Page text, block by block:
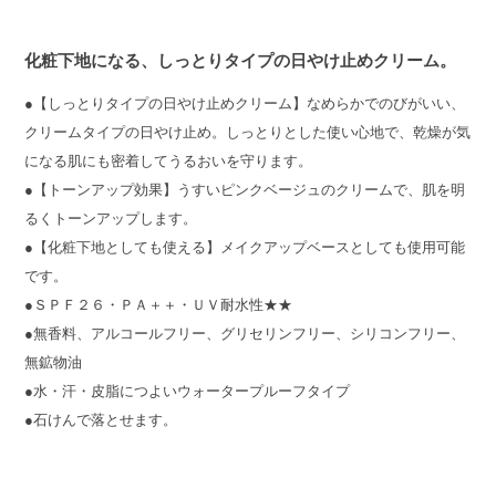
化粧下地になる、しっとりタイプの日やけ止めクリーム。
●【しっとりタイプの日やけ止めクリーム】なめらかでのびがいい、
クリームタイプの日やけ止め。しっとりとした使い心地で、乾燥が気
になる肌にも密着してうるおいを守ります。
●【トーンアップ効果】うすいピンクベージュのクリームで、肌を明
るくトーンアップします。
●【化粧下地としても使える】メイクアップベースとしても使用可能
です。
●ＳＰＦ２６・ＰＡ＋＋・ＵＶ耐水性★★
●無香料、アルコールフリー、グリセリンフリー、シリコンフリー、
無鉱物油
●水・汗・皮脂につよいウォータープルーフタイプ
●石けんで落とせます。